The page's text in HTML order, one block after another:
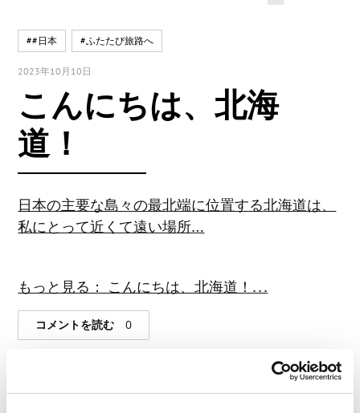
##日本 #ふたたび旅路へ
2023年10月10日
こんにちは、北海
道！
日本の主要な島々の最北端に位置する北海道は、
私にとって近くて遠い場所…
もっと見る： こんにちは、北海道！. . .
コメントを読む 0